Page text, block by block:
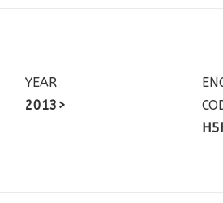
YEAR
2013>